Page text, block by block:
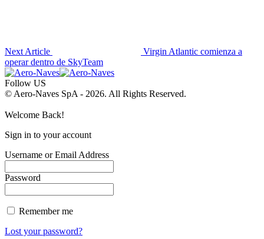
Next Article
Virgin Atlantic comienza a
operar dentro de SkyTeam
Follow US
© Aero-Naves SpA - 2026. All Rights Reserved.
Welcome Back!
Sign in to your account
Username or Email Address
Password
Remember me
Lost your password?